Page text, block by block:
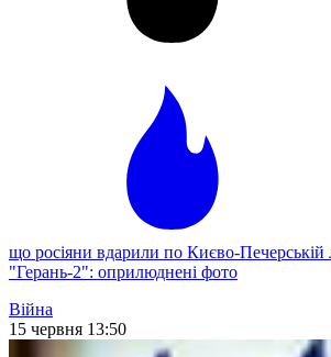
що росіяни вдарили по Києво-Печерській
"Герань-2": оприлюднені фото
Війна
15 червня 13:50